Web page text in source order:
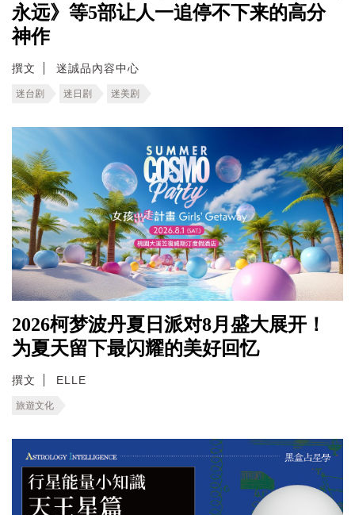
永远》等5部让人一追停不下来的高分
神作
撰文 迷誠品內容中心
迷台剧 迷日剧 迷美剧
2026柯梦波丹夏日派对8月盛大展开！
为夏天留下最闪耀的美好回忆
撰文 ELLE
旅遊文化